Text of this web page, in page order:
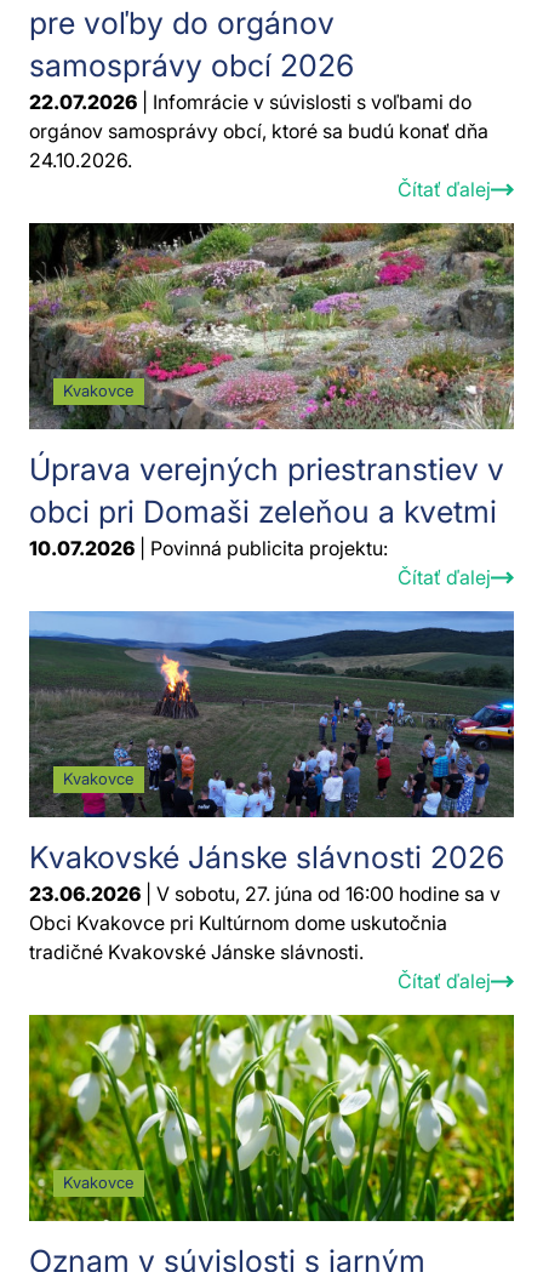
pre voľby do orgánov
samosprávy obcí 2026
22.07.2026 | Infomrácie v súvislosti s voľbami do
orgánov samosprávy obcí, ktoré sa budú konať dňa
24.10.2026.
Čítať ďalej
Kvakovce
Úprava verejných priestranstiev v
obci pri Domaši zeleňou a kvetmi
10.07.2026 | Povinná publicita projektu:
Čítať ďalej
Kvakovce
Kvakovské Jánske slávnosti 2026
23.06.2026 | V sobotu, 27. júna od 16:00 hodine sa v
Obci Kvakovce pri Kultúrnom dome uskutočnia
tradičné Kvakovské Jánske slávnosti.
Čítať ďalej
Kvakovce
Oznam v súvislosti s jarným